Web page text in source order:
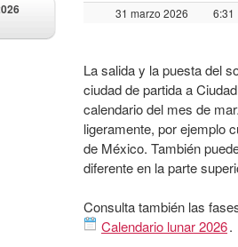
31 marzo 2026
6:31
La salida y la puesta del
ciudad de partida a
calendario del mes de
ligeramente, por ejemplo
de México. También
diferente en la parte
Consulta también las
Calendario lunar 2026.